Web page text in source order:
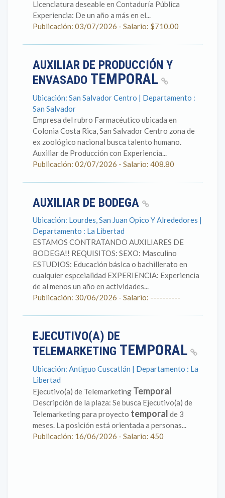
Licenciatura deseable en Contaduría Pública
Experiencia: De un año a más en el...
Publicación: 03/07/2026 - Salario: $710.00
AUXILIAR DE PRODUCCIÓN Y
ENVASADO TEMPORAL
Ubicación: San Salvador Centro | Departamento :
San Salvador
Empresa del rubro Farmacéutico ubicada en
Colonia Costa Rica, San Salvador Centro zona de
ex zoológico nacional busca talento humano.
Auxiliar de Producción con Experiencia...
Publicación: 02/07/2026 - Salario: 408.80
AUXILIAR DE BODEGA
Ubicación: Lourdes, San Juan Opico Y Alrededores |
Departamento : La Libertad
ESTAMOS CONTRATANDO AUXILIARES DE
BODEGA!! REQUISITOS: SEXO: Masculino
ESTUDIOS: Educación básica o bachillerato en
cualquier espceialidad EXPERIENCIA: Experiencia
de al menos un año en actividades...
Publicación: 30/06/2026 - Salario: ----------
EJECUTIVO(A) DE
TELEMARKETING TEMPORAL
Ubicación: Antiguo Cuscatlán | Departamento : La
Libertad
Ejecutivo(a) de Telemarketing Temporal
Descripción de la plaza: Se busca Ejecutivo(a) de
Telemarketing para proyecto temporal de 3
meses. La posición está orientada a personas...
Publicación: 16/06/2026 - Salario: 450